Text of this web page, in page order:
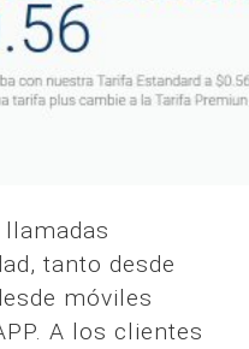
tanto desde
móviles
A los clientes